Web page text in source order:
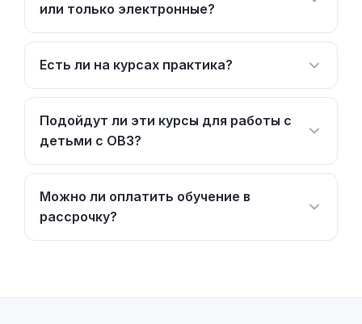
или только электронные?
Есть ли на курсах практика?
Подойдут ли эти курсы для работы с
детьми с ОВЗ?
Можно ли оплатить обучение в
рассрочку?